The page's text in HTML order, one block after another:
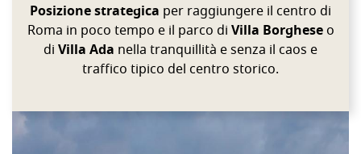
Il bar interno con accesso al cortile offre un ambiente
SERVIZI PREMIUM
Posizione strategica per raggiungere il centro di
Roma in poco tempo e il parco di Villa Borgheseo
di Villa Ada nella tranquillità e senza il caos e
traffico tipico del centro storico.